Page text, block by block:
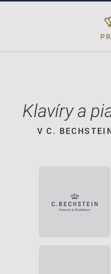
Klavíry a
V C.